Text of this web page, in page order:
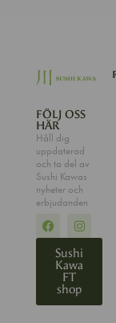
FÖLJ OSS
HÄR
Håll dig
uppdaterad
och ta del av
Sushi Kawas
nyheter och
erbjudanden
Sushi
Kawa
FT
shop